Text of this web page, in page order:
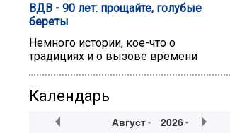
ВДВ - 90 лет: прощайте, голубые
береты
Немного истории, кое-что о
традициях и о вызове времени
Календарь
Август 2026